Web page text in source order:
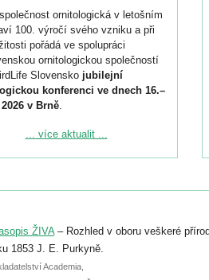
ornitologická v letošním
100. výročí svého vzniku a při
pořádá ve spolupráci
ornitologickou společností
Slovensko jubilejní
konferenci ve dnech 16.–
v Brně.
informace ke konferenci
se můžete do 6. září.
přihlášené přednášky nebo
je už 30. června.
... více aktualit ...
ŽIVA– Rozhled v oboru veškeré
1853 J. E. Purkyně.
Academia,